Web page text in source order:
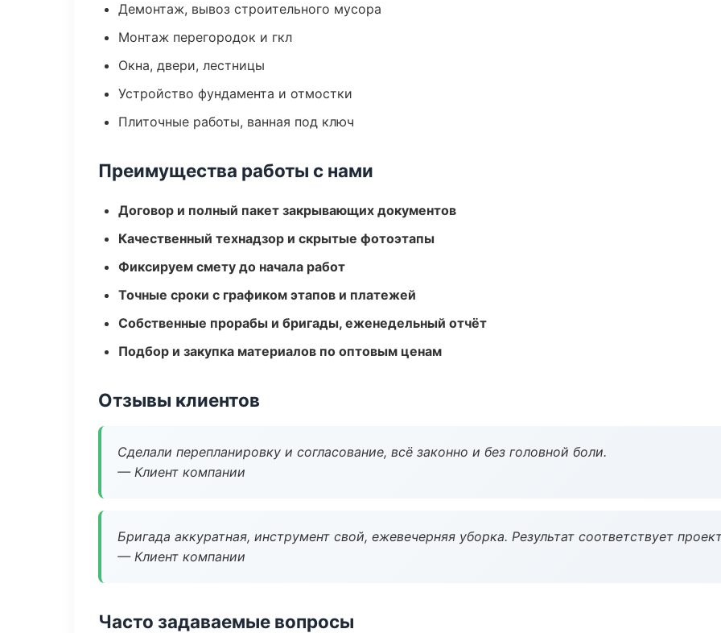
Демонтаж, вывоз строительного мусора
Монтаж перегородок и гкл
Окна, двери, лестницы
Устройство фундамента и отмостки
Плиточные работы, ванная под ключ
Преимущества работы с нами
Договор и полный пакет закрывающих документов
Качественный технадзор и скрытые фотоэтапы
Фиксируем смету до начала работ
Точные сроки с графиком этапов и платежей
Собственные прорабы и бригады, еженедельный отчёт
Подбор и закупка материалов по оптовым ценам
Отзывы клиентов
Сделали перепланировку и согласование, всё законно и без головной боли.
— Клиент компании
Бригада аккуратная, инструмент свой, ежевечерняя уборка. Результат соответствует
— Клиент компании
Часто задаваемые вопросы